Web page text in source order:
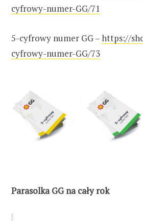
cyfrowy-numer-GG/71
5-cyfrowy numer GG –https://
cyfrowy-numer-GG/73
Parasolka GG na cały rok